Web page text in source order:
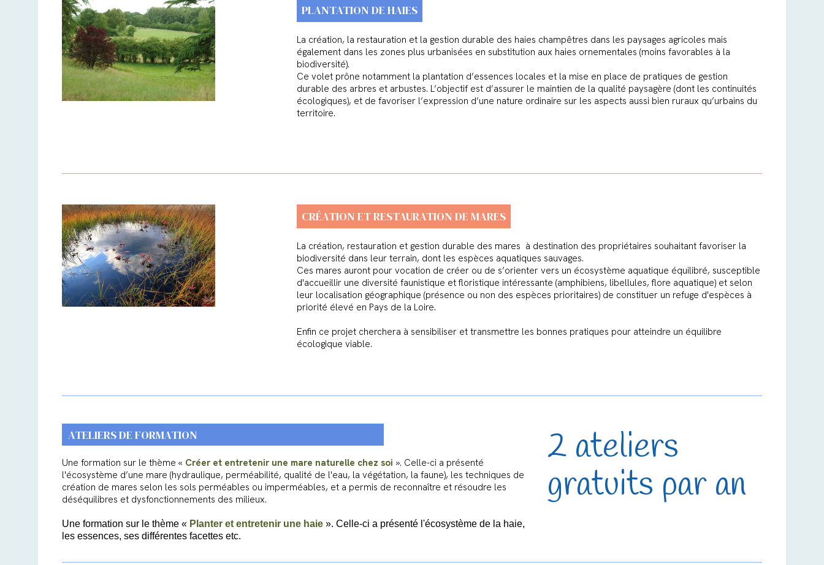
PLANTATION DE HAIES
La création, la restauration et la gestion durable des haies champêtres dans les paysages agricoles mais
également dans les zones plus urbanisées en substitution aux haies ornementales (moins favorables à la
biodiversité).
Ce volet prône notamment la plantation d’essences locales et la mise en place de pratiques de gestion
durable des arbres et arbustes. L’objectif est d’assurer le maintien de la qualité paysagère (dont les continuités
écologiques), et de favoriser l’expression d’une nature ordinaire sur les aspects aussi bien ruraux qu’urbains du
territoire.
CRÉATION ET RESTAURATION DE MARES
La création, restauration et gestion durable des mares à destination des propriétaires souhaitant favoriser la
biodiversité dans leur terrain, dont les espèces aquatiques sauvages.
Ces mares auront pour vocation de créer ou de s’orienter vers un écosystème aquatique équilibré, susceptible
d'accueillir une diversité faunistique et floristique intéressante (amphibiens, libellules, flore aquatique) et selon
leur localisation géographique (présence ou non des espèces prioritaires) de constituer un refuge d'espèces à
priorité élevé en Pays de la Loire.
Enfin ce projet cherchera à sensibiliser et transmettre les bonnes pratiques pour atteindre un équilibre
écologique viable.
ATELIERS DE FORMATION
Une formation sur le thème « Créer et entretenir une mare naturelle chez soi ». Celle-ci a présenté
l'écosystème d’une mare (hydraulique, perméabilité, qualité de l'eau, la végétation, la faune), les techniques de
création de mares selon les sols perméables ou imperméables, et a permis de reconnaître et résoudre les
déséquilibres et dysfonctionnements des milieux.
Une formation sur le thème« Planter et entretenir une haie ». Celle-ci a présenté l'écosystème de la haie,
les essences, ses différentes facettes etc.
2 ateliers
gratuits par an